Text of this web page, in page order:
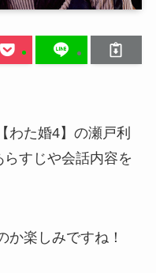
わた婚4】の瀬戸利
すじや会話内容を
か楽しみですね！